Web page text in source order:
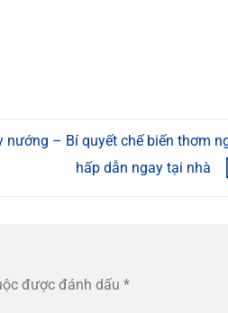
nướng – Bí quyết chế biến thơm
hấp dẫn ngay tại nhà
được đánh dấu *